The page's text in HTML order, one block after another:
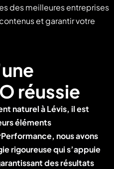
des meilleures entreprises
et garantir votre
réussie
naturel à Lévis, il est
éléments
nous avons
rigoureuse qui s’appuie
des résultats